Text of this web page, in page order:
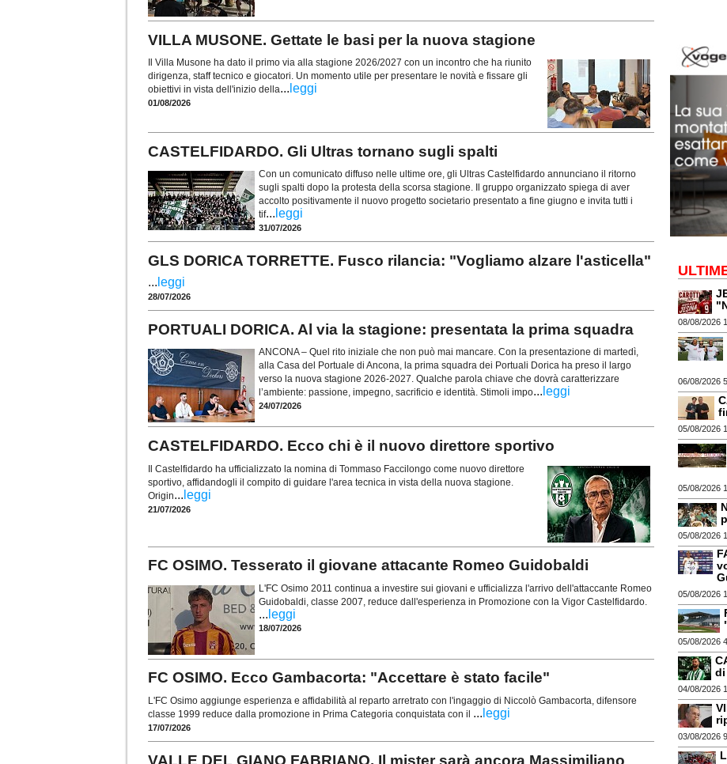
VILLA MUSONE. Gettate le basi per la nuova stagione
Il Villa Musone ha dato il primo via alla stagione 2026/2027 con un incontro che ha riunito
dirigenza, staff tecnico e giocatori. Un momento utile per presentare le novità e fissare gli
obiettivi in vista dell'inizio della... leggi
01/08/2026
CASTELFIDARDO. Gli Ultras tornano sugli spalti
Con un comunicato diffuso nelle ultime ore, gli Ultras Castelfidardo annunciano il ritorno
sugli spalti dopo la protesta della scorsa stagione. Il gruppo organizzato spiega di aver
accolto positivamente il nuovo progetto societario presentato a fine giugno e invita tutti i
tif... leggi
31/07/2026
GLS DORICA TORRETTE. Fusco rilancia: "Vogliamo alzare l'asticella"
... leggi
28/07/2026
PORTUALI DORICA. Al via la stagione: presentata la prima squadra
ANCONA – Quel rito iniziale che non può mai mancare. Con la presentazione di martedì,
alla Casa del Portuale di Ancona, la prima squadra dei Portuali Dorica ha preso il largo
verso la nuova stagione 2026-2027. Qualche parola chiave che dovrà caratterizzare
l’ambiente: passione, impegno, sacrificio e identità. Stimoli impo... leggi
24/07/2026
CASTELFIDARDO. Ecco chi è il nuovo direttore sportivo
Il Castelfidardo ha ufficializzato la nomina di Tommaso Faccilongo come nuovo direttore
sportivo, affidandogli il compito di guidare l'area tecnica in vista della nuova stagione.
Origin... leggi
21/07/2026
FC OSIMO. Tesserato il giovane attacante Romeo Guidobaldi
L'FC Osimo 2011 continua a investire sui giovani e ufficializza l'arrivo dell'attaccante Romeo
Guidobaldi, classe 2007, reduce dall'esperienza in Promozione con la Vigor Castelfidardo.
... leggi
18/07/2026
FC OSIMO. Ecco Gambacorta: "Accettare è stato facile"
L'FC Osimo aggiunge esperienza e affidabilità al reparto arretrato con l'ingaggio di Niccolò Gambacorta, difensore
classe 1999 reduce dalla promozione in Prima Categoria conquistata con il ... leggi
17/07/2026
VALLE DEL GIANO FABRIANO. Il mister sarà ancora Massimiliano
08/08/2026
06/08/2026
05/08/2026
05/08/2026
05/08/2026
05/08/2026
05/08/2026
di
04/08/2026
03/08/2026